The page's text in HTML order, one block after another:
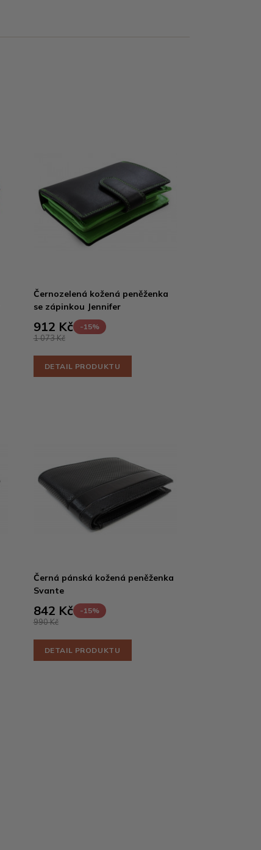
Černozelená kožená peněženka
se zápinkou Jennifer
912 Kč -15%
1 073 Kč
DETAIL PRODUKTU
Černá pánská kožená peněženka
Svante
842 Kč -15%
990 Kč
DETAIL PRODUKTU